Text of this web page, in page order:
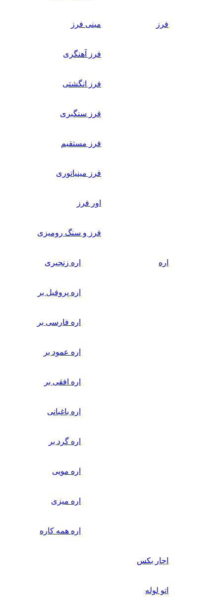
فرز مینی فرز
فرز آهنگری
فرز انگشتی
فرز سنگبری
فرز مستقیم
فرز مینیاتوری
اور فرز
فرز و سنگ رومیزی
اره اره زنجیری
اره پروفیل بر
اره فارسی بر
اره عمود بر
اره افقی بر
اره باغبانی
اره گرد بر
اره مویی
اره میزی
اره همه کاره
اچار بکس
اتو لوله